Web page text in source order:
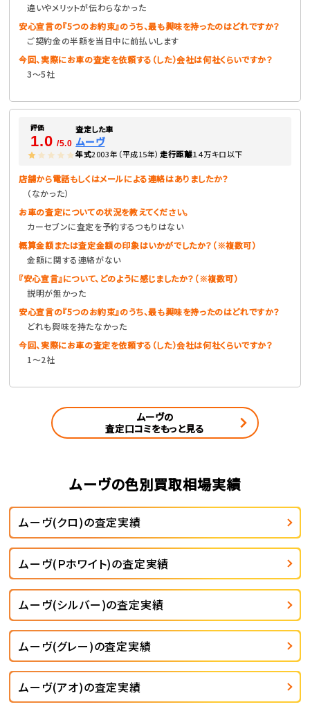
違いやメリットが伝わらなかった
安心宣言の『5つのお約束』のうち、最も興味を持ったのはどれですか？
ご契約金の半額を当日中に前払いします
今回、実際にお車の査定を依頼する（した）会社は何社くらいですか？
3〜5社
評価
1.0 /5.0
査定した車
ムーヴ
年式2003年（平成15年） 走行距離１４万キロ以下
店舗から電話もしくはメールによる連絡はありましたか？
（なかった）
お車の査定についての状況を教えてください。
カーセブンに査定を予約するつもりはない
概算金額または査定金額の印象はいかがでしたか？（※複数可）
金額に関する連絡がない
『安心宣言』について、どのように感じましたか？（※複数可）
説明が無かった
安心宣言の『5つのお約束』のうち、最も興味を持ったのはどれですか？
どれも興味を持たなかった
今回、実際にお車の査定を依頼する（した）会社は何社くらいですか？
1〜2社
ムーヴの
査定口コミをもっと見る
ムーヴの色別買取相場実績
ムーヴ(クロ)の査定実績
ムーヴ(Ｐホワイト)の査定実績
ムーヴ(シルバー)の査定実績
ムーヴ(グレー)の査定実績
ムーヴ(アオ)の査定実績